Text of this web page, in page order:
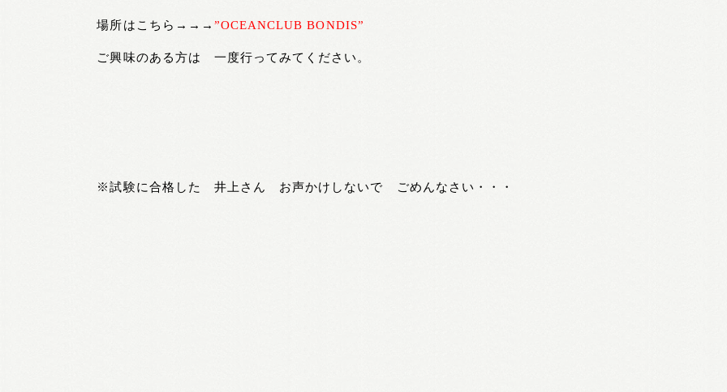
場所はこちら→→→ ”OCEANCLUB BONDIS”
ご興味のある方は 一度行ってみてください。
※試験に合格した 井上さん お声かけしないで ごめんなさい・・・